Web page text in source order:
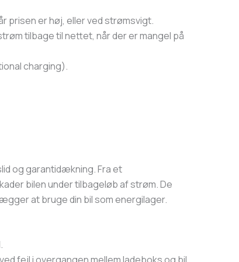
prisen er høj, eller ved strømsvigt.
tilbage til nettet, når der er mangel på
charging).
og garantidækning. Fra et
bilen under tilbageløb af strøm. De
at bruge din bil som energilager.